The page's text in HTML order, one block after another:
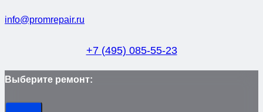
info@promrepair.ru
+7 (495) 085-55-23
Выберите ремонт: